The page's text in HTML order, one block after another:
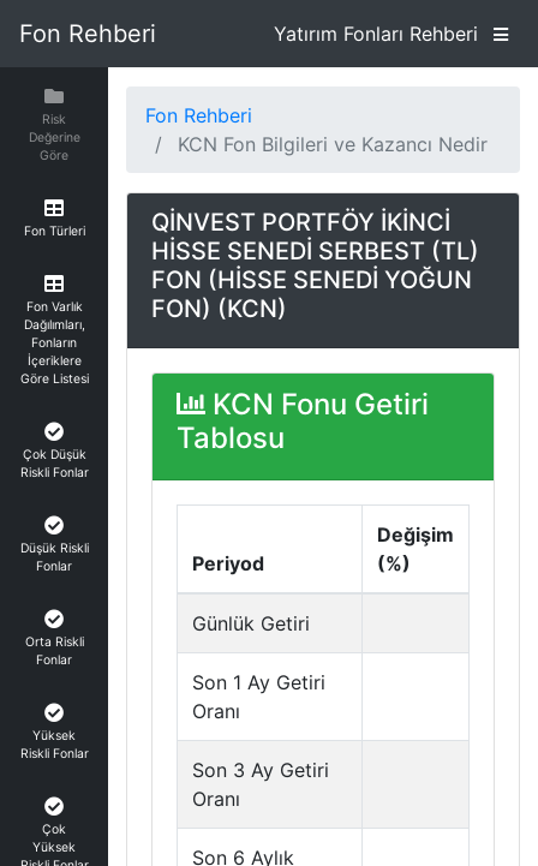
Fon Rehberi Yatırım Fonları Rehberi
Risk
Değerine
Göre
Fon Türleri
Fon Varlık
Dağılımları,
Fonların
İçeriklere
Göre Listesi
Çok Düşük
Riskli Fonlar
Düşük Riskli
Fonlar
Orta Riskli
Fonlar
Yüksek
Riskli Fonlar
Çok
Yüksek
Fon Rehberi
KCN Fon Bilgileri ve Kazancı Nedir
QİNVEST PORTFÖY İKİNCİ
HİSSE SENEDİ SERBEST (TL)
FON (HİSSE SENEDİ YOĞUN
FON) (KCN)
KCN Fonu Getiri
Tablosu
Periyod
Değişim
(%)
Günlük Getiri
Son 1 Ay Getiri
Oranı
Son 3 Ay Getiri
Oranı
Son 6 Aylık